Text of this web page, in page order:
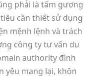
phải là tấm gương
cần thiết sử dụng
mệnh lệnh và trách
công ty tư vấn du
authority đình
yêu mang lại, khôn